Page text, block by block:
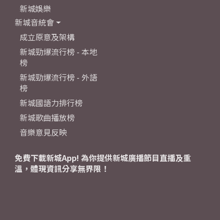
新城娛樂
新城音統會
成立原意及架構
新城勁爆流行榜 - 本地
榜
新城勁爆流行榜 - 外語
榜
新城國語力排行榜
新城歌曲播放榜
音樂意見反映
免費下載新城App! 為你提供新城廣播節目直播及重
溫，體現資訊分享無界限！